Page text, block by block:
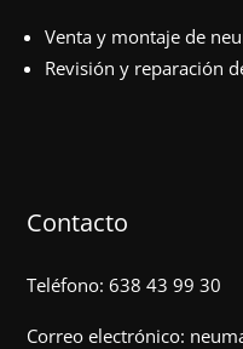
Venta y montaje de
Revisión y reparación
Contacto
Teléfono:638 43 99 30
Correo electrónico: